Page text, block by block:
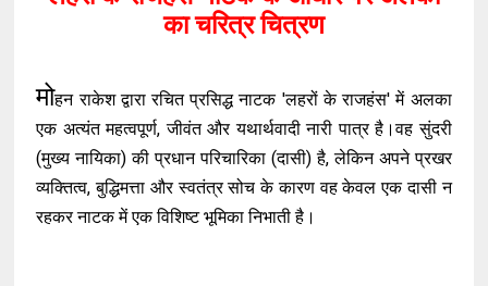
का चरित्र चित्रण
मोहन राकेश द्वारा रचित प्रसिद्ध नाटक 'लहरों के राजहंस' में अलका
एक अत्यंत महत्वपूर्ण, जीवंत और यथार्थवादी नारी पात्र है।वह सुंदरी
(मुख्य नायिका) की प्रधान परिचारिका (दासी) है, लेकिन अपने प्रखर
व्यक्तित्व, बुद्धिमत्ता और स्वतंत्र सोच के कारण वह केवल एक दासी न
रहकर नाटक में एक विशिष्ट भूमिका निभाती है।